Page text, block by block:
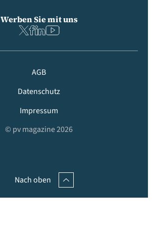
Werben Sie mit uns
AGB
Datenschutz
Impressum
© pv magazine 2026
Nach oben